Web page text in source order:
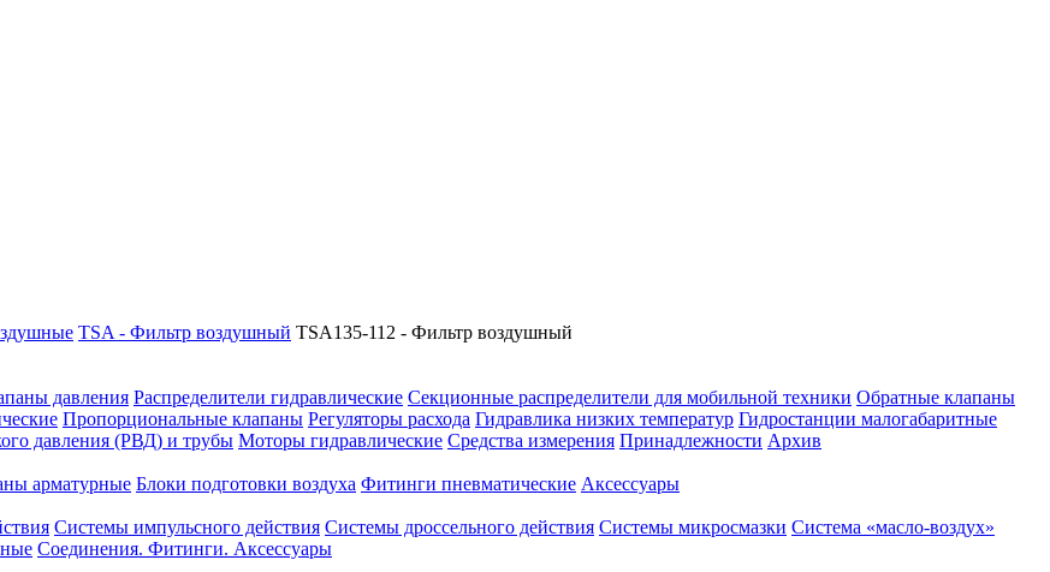
TSA - Фильтр воздушный TSA135-112 - Фильтр воздушный
давления Распределители гидравлические Секционные распределители для мобильной техники Обратные клапаны
Пропорциональные клапаны Регуляторы расхода Гидравлика низких температур Гидростанции малогабаритные
давления (РВД) и трубы Моторы гидравлические Средства измерения Принадлежности Архив
арматурные Блоки подготовки воздуха Фитинги пневматические Аксессуары
Системы импульсного действия Системы дроссельного действия Системы микросмазки Система «масло-воздух»
Соединения. Фитинги. Аксессуары